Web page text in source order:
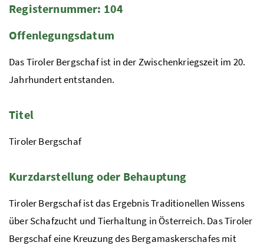
Registernummer: 104
Offenlegungsdatum
Das Tiroler Bergschaf ist in der Zwischenkriegszeit im 20.
Jahrhundert entstanden.
Titel
Tiroler Bergschaf
Kurzdarstellung oder Behauptung
Tiroler Bergschaf ist das Ergebnis Traditionellen Wissens
über Schafzucht und Tierhaltung in Österreich. Das Tiroler
Bergschaf eine Kreuzung desBergamaskerschafesmit